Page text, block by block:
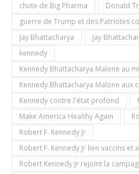
chute de Big Pharma
Donald
guerre de Trump et des Patriotes
Jay Bhattacharya
Jay
kennedy
Kennedy Bhattacharya Malone au
Kennedy Bhattacharya Malone aux
Kennedy contre l'état profond
Make America Healthy Again
Robert F. Kennedy Jr
Robert F. Kennedy Jr lien vaccins et
Robert Kennedy Jr rejoint la